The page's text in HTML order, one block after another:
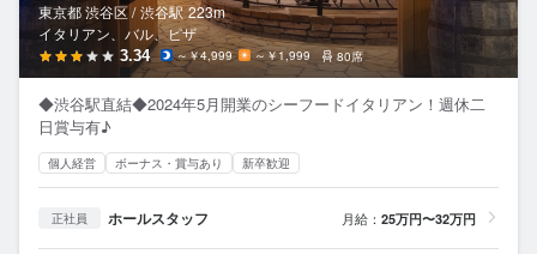
東京都 渋谷区 / 渋谷駅 223m
イタリアン、バル、ピザ
3.34 ～￥4,999 ～￥1,999 80席
◆渋谷駅直結◆2024年5月開業のシーフードイタリアン！週休二
日賞与有♪
個人経営 ボーナス・賞与あり 新卒歓迎
正社員 ホールスタッフ 月給： 25万円〜32万円